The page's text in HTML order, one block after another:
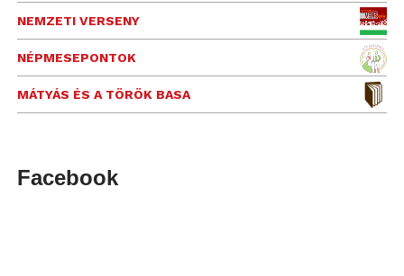
NEMZETI VERSENY
NÉPMESEPONTOK
MÁTYÁS ÉS A TÖRÖK BASA
Facebook